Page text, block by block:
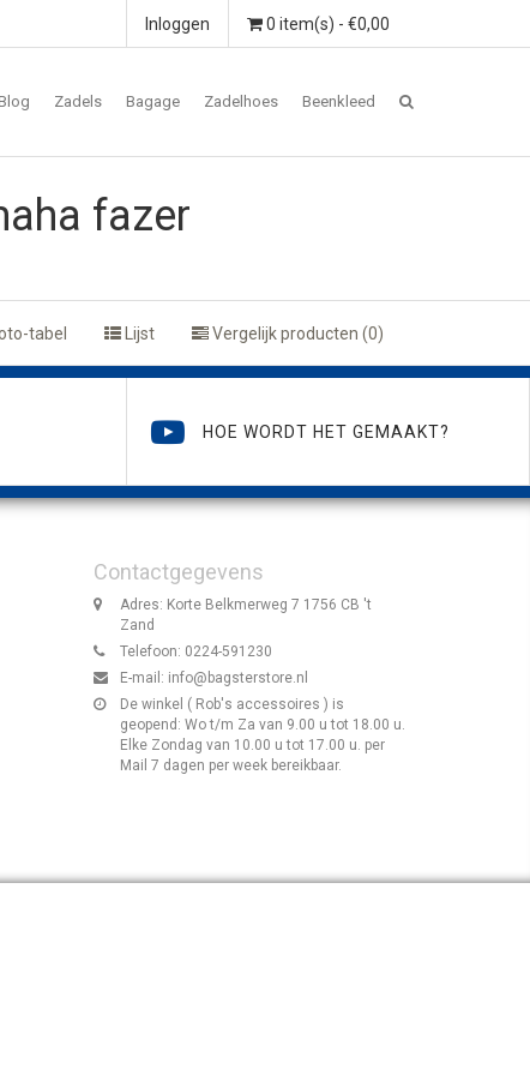
0 item(s) - €0,00
Inloggen
Zadels Bagage Zadelhoes Beenkleed
fazer
tabel Lijst Vergelijk producten (0)
HOE WORDT HET GEMAAKT?
Contactgegevens
Adres: Korte Belkmerweg 7 1756 CB 't
Zand
Telefoon: 0224-591230
E-mail: info@bagsterstore.nl
De winkel ( Rob's accessoires ) is
geopend: Wo t/m Za van 9.00 u tot 18.00 u.
Elke Zondag van 10.00 u tot 17.00 u. per
Mail 7 dagen per week bereikbaar.